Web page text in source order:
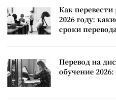
Как
2026 году:
сроки перевода
Перевод на
обучение